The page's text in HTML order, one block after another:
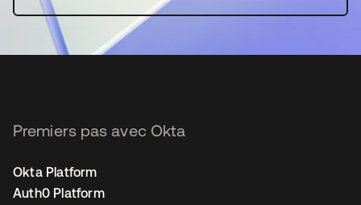
Premiers pas avec Okta
Okta Platform
Auth0 Platform